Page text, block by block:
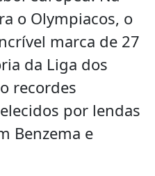
o Olympiacos, o
marca de 27
da Liga dos
recordes
por lendas
Benzema e